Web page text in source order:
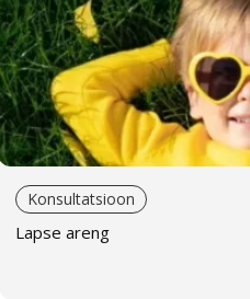
Konsultatsioon
Lapse areng